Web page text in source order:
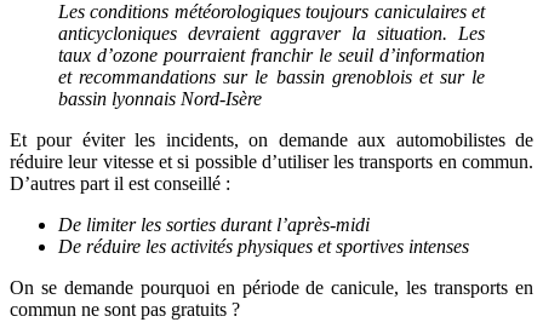
Les conditions météorologiques toujours caniculaires et
anticycloniques devraient aggraver la situation. Les
taux d’ozone pourraient franchir le seuil d’information
et recommandations sur le bassin grenoblois et sur le
bassin lyonnais Nord-Isère
Et pour éviter les incidents, on demande aux automobilistes de
réduire leur vitesse et si possible d’utiliser les transports en commun.
D’autres part il est conseillé :
De limiter les sorties durant l’après-midi
De réduire les activités physiques et sportives intenses
On se demande pourquoi en période de canicule, les transports en
commun ne sont pas gratuits ?